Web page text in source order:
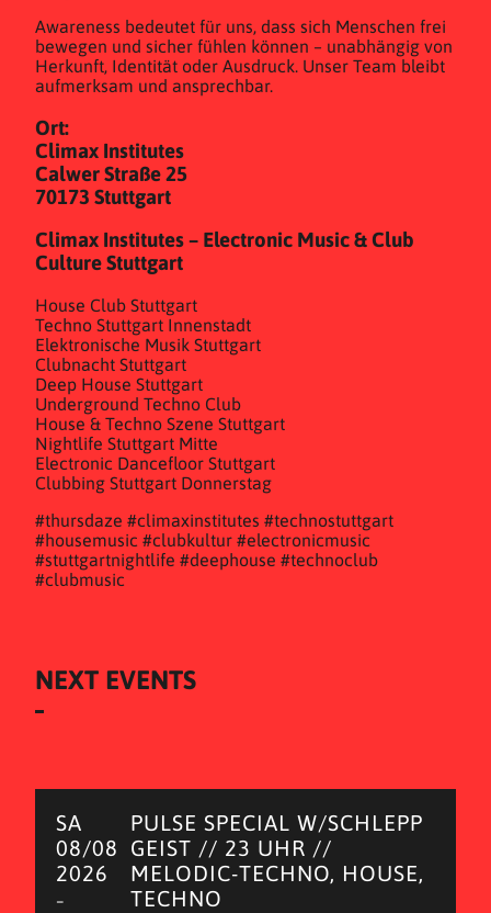
Awareness bedeutet für uns, dass sich Menschen frei
bewegen und sicher fühlen können – unabhängig von
Herkunft, Identität oder Ausdruck. Unser Team bleibt
aufmerksam und ansprechbar.
Ort:
Climax Institutes
Calwer Straße 25
70173 Stuttgart
Climax Institutes – Electronic Music & Club
Culture Stuttgart
House Club Stuttgart
Techno Stuttgart Innenstadt
Elektronische Musik Stuttgart
Clubnacht Stuttgart
Deep House Stuttgart
Underground Techno Club
House & Techno Szene Stuttgart
Nightlife Stuttgart Mitte
Electronic Dancefloor Stuttgart
Clubbing Stuttgart Donnerstag
#thursdaze #climaxinstitutes #technostuttgart
#housemusic #clubkultur #electronicmusic
#stuttgartnightlife #deephouse #technoclub
#clubmusic
NEXT EVENTS
SA
08/08
2026
–
PULSE SPECIAL W/SCHLEPP
GEIST // 23 UHR //
MELODIC-TECHNO, HOUSE,
TECHNO